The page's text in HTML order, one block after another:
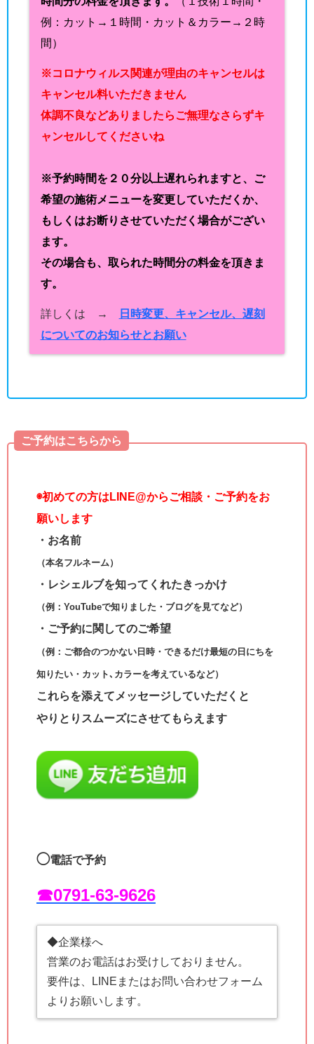
例：カット→１時間・カット＆カラー→２時
間）
※コロナウィルス関連が理由のキャンセルは
キャンセル料いただきません
体調不良などありましたらご無理なさらずキ
ャンセルしてくださいね
※予約時間を２０分以上遅れられますと、ご
希望の施術メニューを変更していただくか、
もしくはお断りさせていただく場合がござい
ます。
その場合も、取られた時間分の料金を頂きま
す。
詳しくは →
日時変更、キャンセル、遅刻
についてのお知らせとお願い
ご予約はこちらから
◉初めての方はLINE@からご相談・ご予約をお
願いします
・お名前
（本名フルネーム）
・レシェルブを知ってくれたきっかけ
（例：YouTubeで知りました・ブログを見てなど）
・ご予約に関してのご希望
（例：ご都合のつかない日時・できるだけ最短の日にちを
知りたい・カット､カラーを考えているなど）
これらを添えてメッセージしていただくと
やりとりスムーズにさせてもらえます
◯電話で予約
☎︎0791-63-9626
◆企業様へ
営業のお電話はお受けしておりません。
要件は、LINEまたはお問い合わせフォーム
よりお願いします。